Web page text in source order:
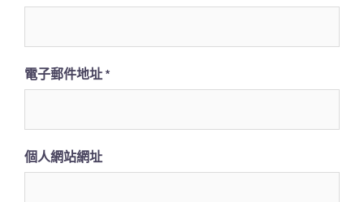
電子郵件地址 *
個人網站網址